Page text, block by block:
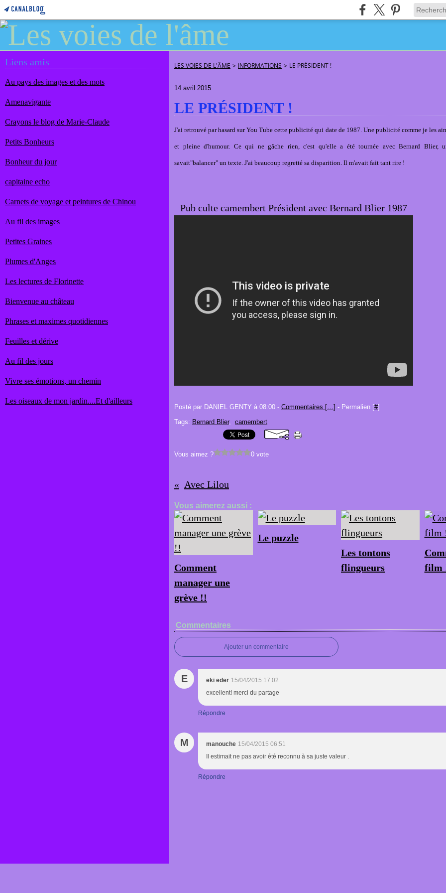
Liens amis
Au pays des images et des mots
Amenavigante
Crayons le blog de Marie-Claude
Petits Bonheurs
Bonheur du jour
capitaine echo
Carnets de voyage et peintures de Chinou
Au fil des images
Petites Graines
Plumes d'Anges
Les lectures de Florinette
Bienvenue au château
Phrases et maximes quotidiennes
Feuilles et dérive
Au fil des jours
Vivre ses émotions, un chemin
Les oiseaux de mon jardin....Et d'ailleurs
LES VOIES DE L'ÂME > INFORMATIONS > LE PRÉSIDENT !
14 avril 2015
LE PRÉSIDENT !
J'ai retrouvé par hasard sur You Tube cette publicité qui date de 1987. Une publicité comme je les
et pleine d'humour. Ce qui ne gâche rien, c'est qu'elle a été tournée avec Bernard Blier,
savait"balancer" un texte. J'ai beaucoup regretté sa disparition. Il m'avait fait tant rire !
Pub culte camembert Président avec Bernard Blier 1987
Posté par DANIEL GENTY à 08:00 - Commentaires […] - Permalien [#]
Tags: Bernard Blier, camembert
Vous aimez ? 0 vote
Avec Lilou
Vous aimerez aussi :
Comment
manager une
grève !!
Le puzzle
Les tontons
flingueurs
film
Commentaires
Ajouter un commentaire
E eki eder 15/04/2015 17:02
excellent! merci du partage
Répondre
M manouche 15/04/2015 06:51
Il estimait ne pas avoir été reconnu à sa juste valeur .
Répondre